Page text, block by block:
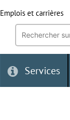
Emplois et carrières
Recherche
mot-
clé:Services